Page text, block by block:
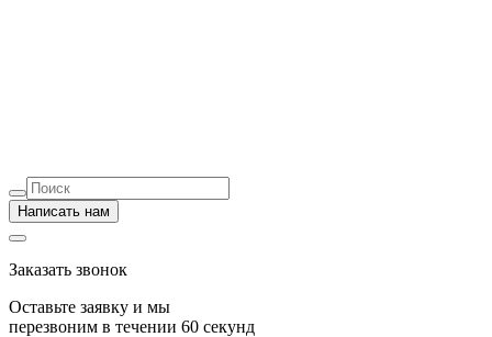
Написать нам
Заказать звонок
Оставьте заявку и мы
перезвоним в течении 60 секунд